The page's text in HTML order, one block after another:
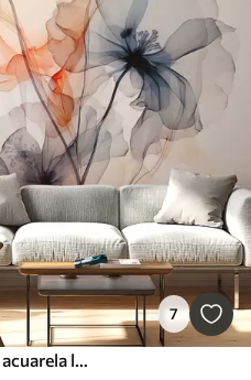
7
Flores abstractas translúcidas acuarela líquida